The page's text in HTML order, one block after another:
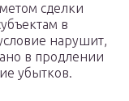
сделки
в
нарушит,
в продлении
убытков.